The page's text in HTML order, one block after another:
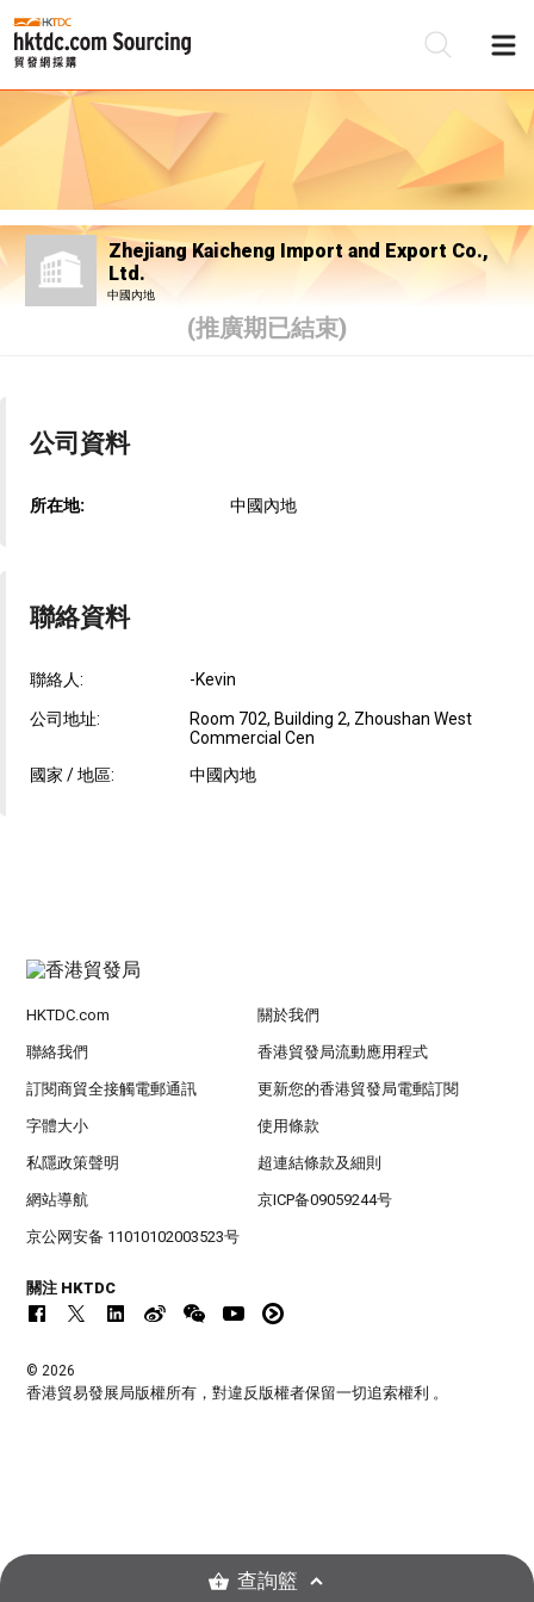
Zhejiang Kaicheng Import and Export Co.,
Ltd.
中國內地
(推廣期已結束)
公司資料
所在地: 中國內地
聯絡資料
聯絡人: -Kevin
公司地址:
Room 702, Building 2, Zhoushan West
Commercial Cen
國家 / 地區:
中國內地
HKTDC.com 關於我們
聯絡我們 香港貿發局流動應用程式
訂閱商貿全接觸電郵通訊 更新您的香港貿發局電郵訂閱
字體大小 使用條款
私隱政策聲明 超連結條款及細則
網站導航 京ICP备09059244号
京公网安备 11010102003523号
關注 HKTDC
© 2026
香港貿易發展局版權所有，對違反版權者保留一切追索權利 。
查詢籃